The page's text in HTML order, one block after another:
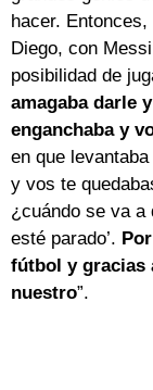
hacer.
Diego, con
posibilidad de
amagaba darle
enganchaba y
en que
y vos te
¿cuándo se va a
esté parado’.
fútbol y gracias
nuestro”.